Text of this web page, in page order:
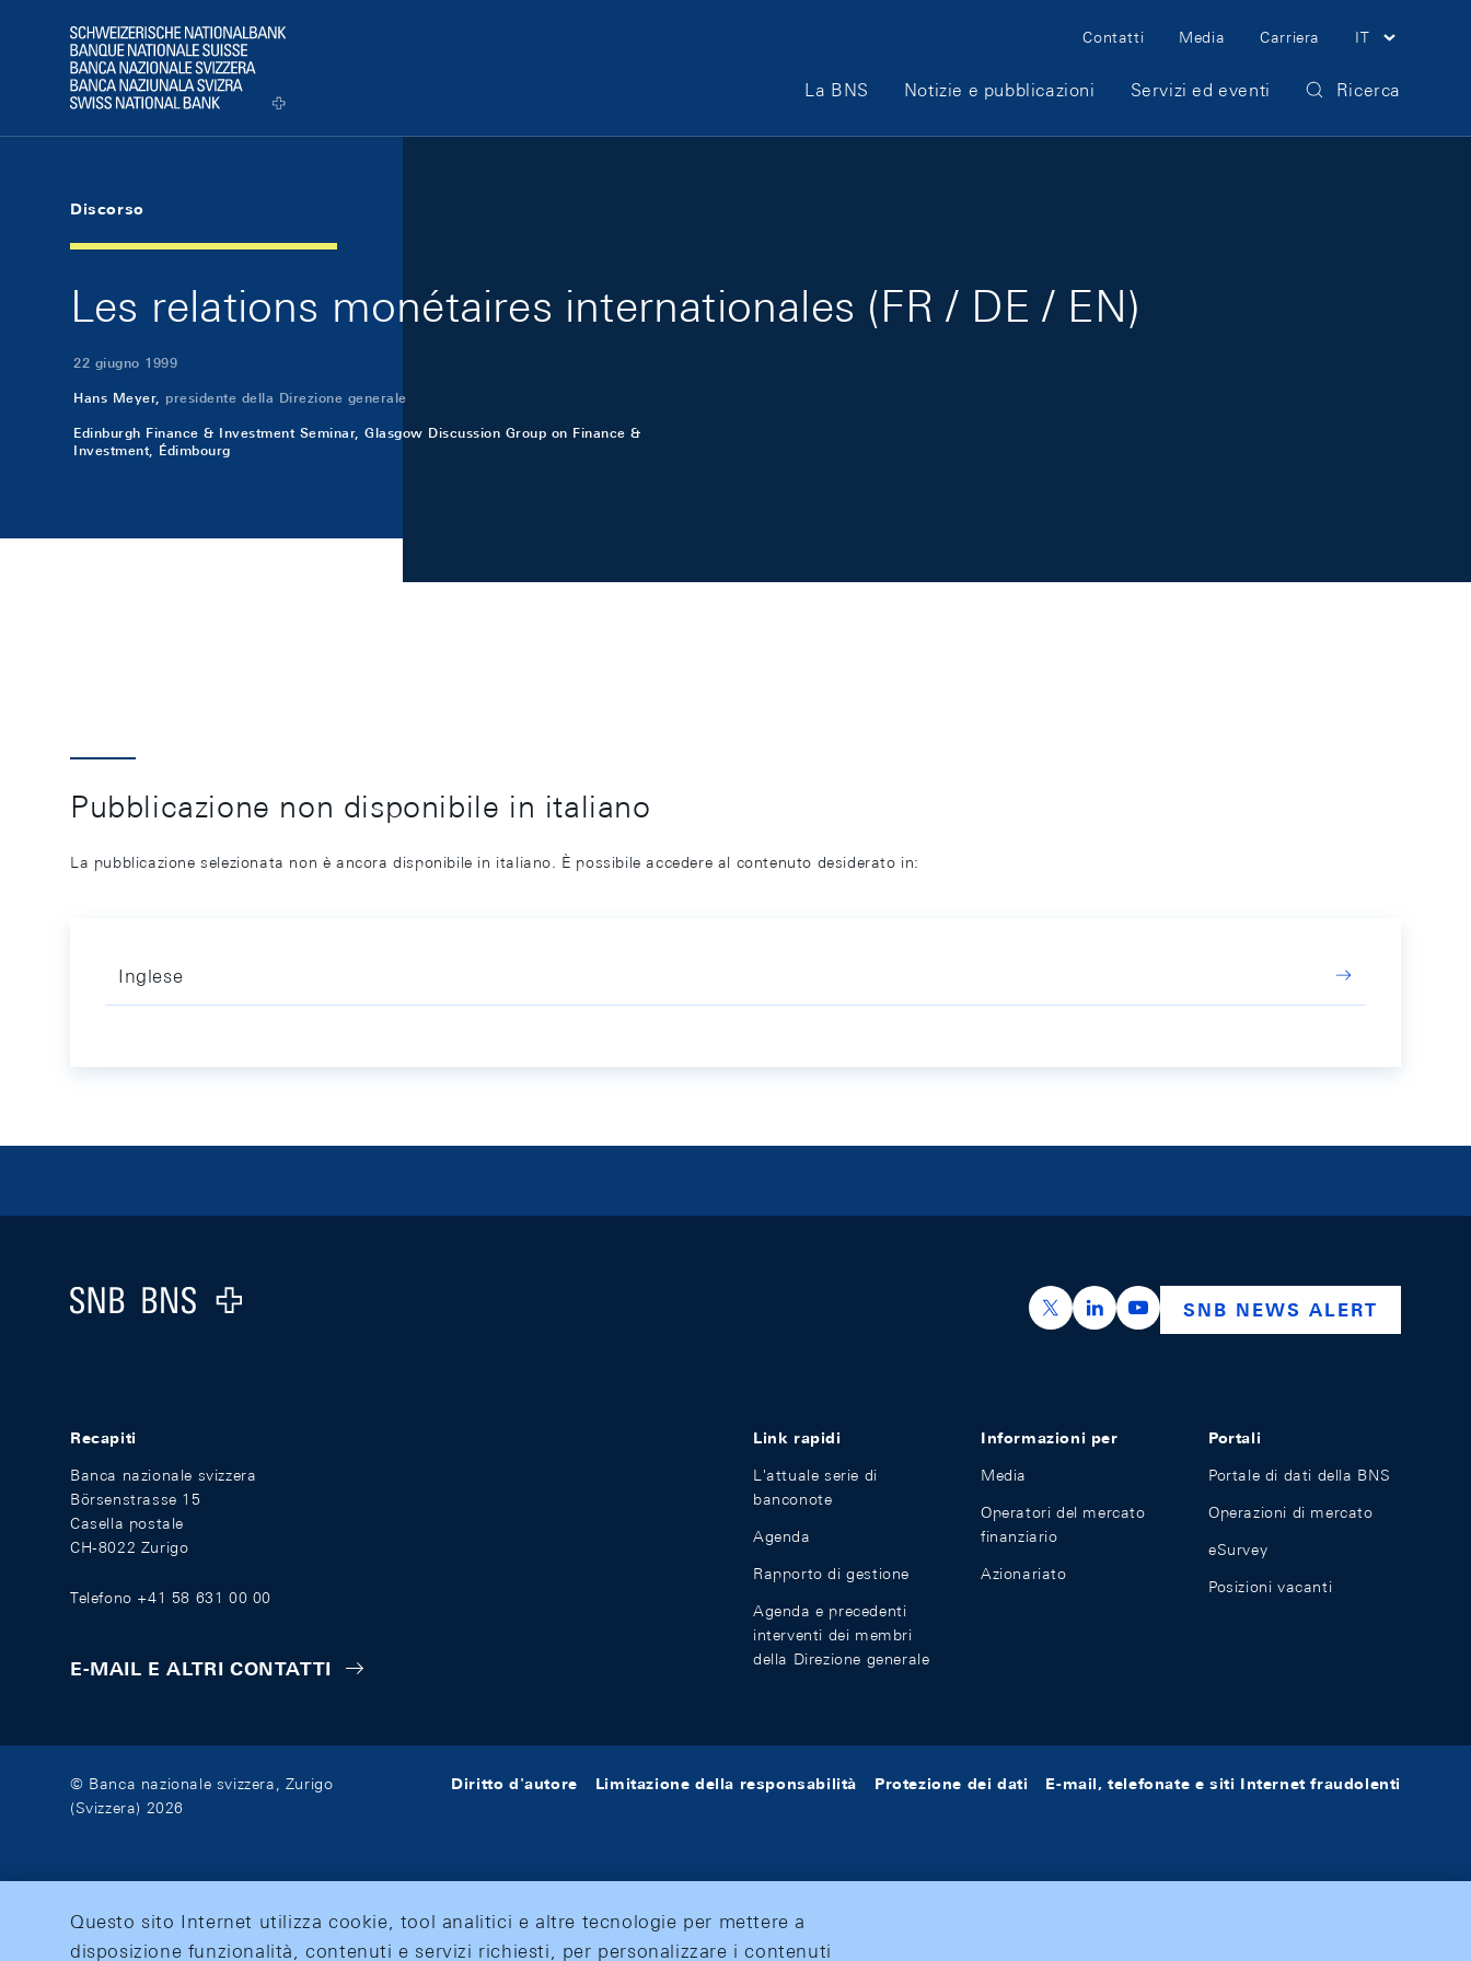
Logo
Meta Navigation
Contatti Media Carriera IT
Main Navigation
La BNS Notizie e pubblicazioni Servizi ed eventi Ricerca
Discorso
Les relations monétaires internationales (FR / DE / EN)
22 giugno 1999
Hans Meyer, presidente della Direzione generale
Edinburgh Finance & Investment Seminar, Glasgow Discussion Group on Finance &
Investment, Édimbourg
Pubblicazione non disponibile in italiano
La pubblicazione selezionata non è ancora disponibile in italiano. È possibile accedere al contenuto desiderato in:
Inglese
Logo
https://x.com/snb_bns
https://ch.linkedin.com/company/swiss-
https://www.youtube.com/
SNB NEWS ALERT
Recapiti
Banca nazionale svizzera
Börsenstrasse 15
Casella postale
CH-8022 Zurigo
Telefono +41 58 631 00 00
E-MAIL E ALTRI CONTATTI
Link rapidi
L'attuale serie di
banconote
Agenda
Rapporto di gestione
Agenda e precedenti
interventi dei membri
della Direzione generale
Informazioni per
Media
Operatori del mercato
finanziario
Azionariato
Portali
Portale di dati della BNS
Operazioni di mercato
eSurvey
Posizioni vacanti
© Banca nazionale svizzera, Zurigo
(Svizzera) 2026
Diritto d'autore Limitazione della responsabilità Protezione dei dati E-mail, telefonate e siti Internet fraudolenti
Questo sito Internet utilizza cookie, tool analitici e altre tecnologie per mettere a
disposizione funzionalità, contenuti e servizi richiesti, per personalizzare i contenuti